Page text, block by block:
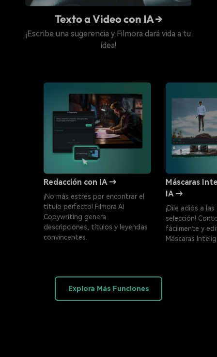
Texto a Video con IA →
¡Escribe una sugerencia y Filmora dará vida a tu
idea!
Redacción con IA →
¡No más estrés por encontrar el
título perfecto! Filmora AI
Copywriting genera
descripciones, títulos y leyendas
convincentes.
Máscaras
IA →
¡Dile adiós a
selección!
fácilmente y
Máscaras
Explora Más Funciones